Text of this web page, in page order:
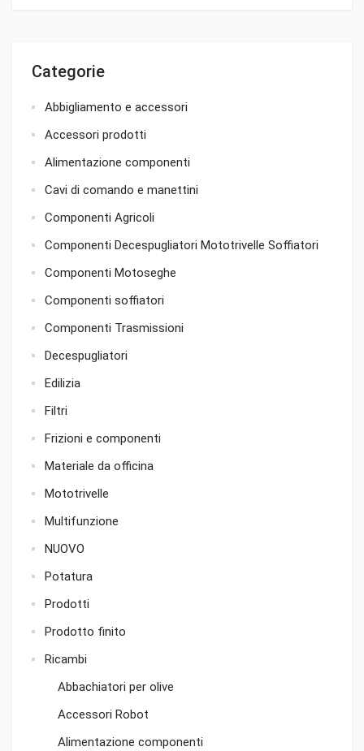
Categorie
Abbigliamento e accessori
Accessori prodotti
Alimentazione componenti
Cavi di comando e manettini
Componenti Agricoli
Componenti Decespugliatori Mototrivelle Soffiatori
Componenti Motoseghe
Componenti soffiatori
Componenti Trasmissioni
Decespugliatori
Edilizia
Filtri
Frizioni e componenti
Materiale da officina
Mototrivelle
Multifunzione
NUOVO
Potatura
Prodotti
Prodotto finito
Ricambi
Abbachiatori per olive
Accessori Robot
Alimentazione componenti